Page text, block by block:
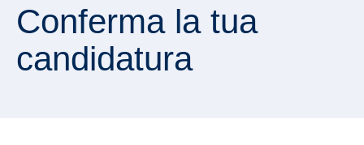
Conferma la tua
candidatura